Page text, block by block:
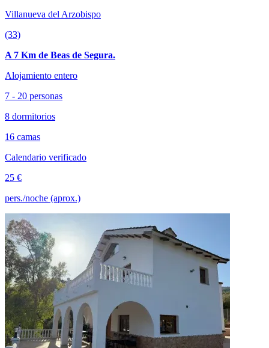
Villanueva del Arzobispo
(33)
A 7 Km de Beas de Segura.
Alojamiento entero
7 - 20 personas
8 dormitorios
16 camas
Calendario verificado
25 €
pers./noche (aprox.)